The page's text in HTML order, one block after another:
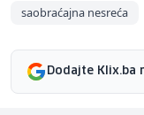
saobraćajna nesreća
Dodajte Klix.ba